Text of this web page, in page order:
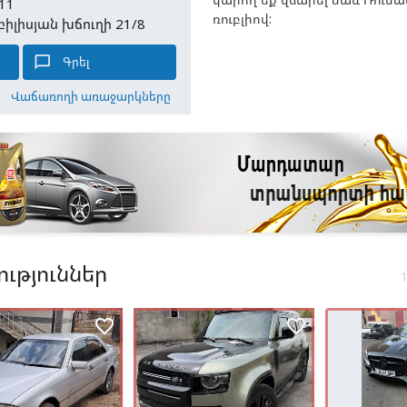
խճուղի 21/8
chat_bubble_outline Գրել
Վաճառողի առաջարկները
ռուբլիով:
favorite_border favorite_border